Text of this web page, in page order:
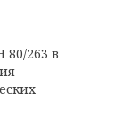
263 в